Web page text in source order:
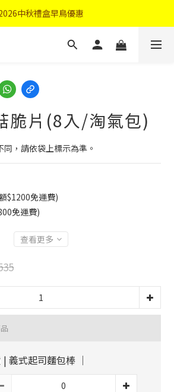
優惠輸入"N50"現折50元
中秋禮盒早鳥優惠
優惠輸入"N50"現折50元
脆片(8入/淘氣包)
，請依袋上標示為準。
$1200免運費)
免運費)
查看更多
義式起司麵包棒 ｜